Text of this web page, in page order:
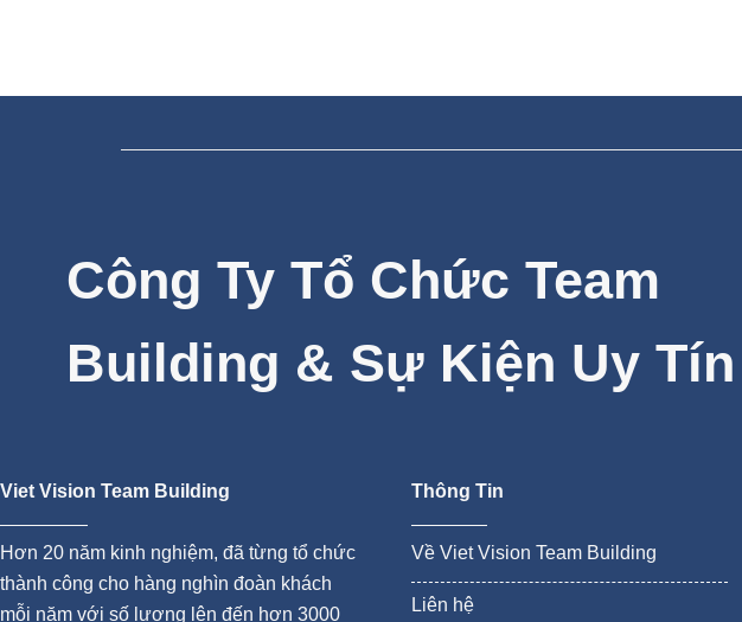
Công Ty Tổ Chức Team
Building & Sự Kiện Uy Tín
Viet Vision Team Building
Hơn 20 năm kinh nghiệm, đã từng tổ chức
thành công cho hàng nghìn đoàn khách
mỗi năm với số lượng lên đến hơn 3000
Thông Tin
Về Viet Vision Team Building
Liên hệ